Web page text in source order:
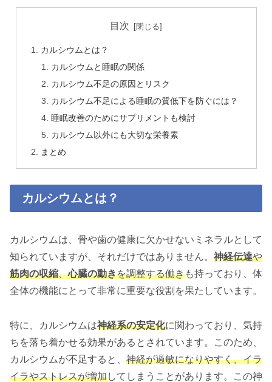
目次
カルシウムとは？
カルシウムと睡眠の関係
カルシウム不足の原因とリスク
カルシウム不足による睡眠の質低下を防ぐには？
睡眠改善のためにサプリメントも検討
カルシウム以外にも大切な栄養素
まとめ
カルシウムとは？
カルシウムは、骨や歯の健康に欠かせないミネラルとして
知られていますが、それだけではありません。 神経伝達や
筋肉の収縮、心臓の動きを調整する働きも持っており、体
全体の機能にとって非常に重要な役割を果たしています。
特に、カルシウムは神経系の安定化に関わっており、気持
ちを落ち着かせる効果があるとされています。このため、
カルシウムが不足すると、 神経が過敏になりやすく、イラ
イラやストレスが増加してしまうことがあります。この神